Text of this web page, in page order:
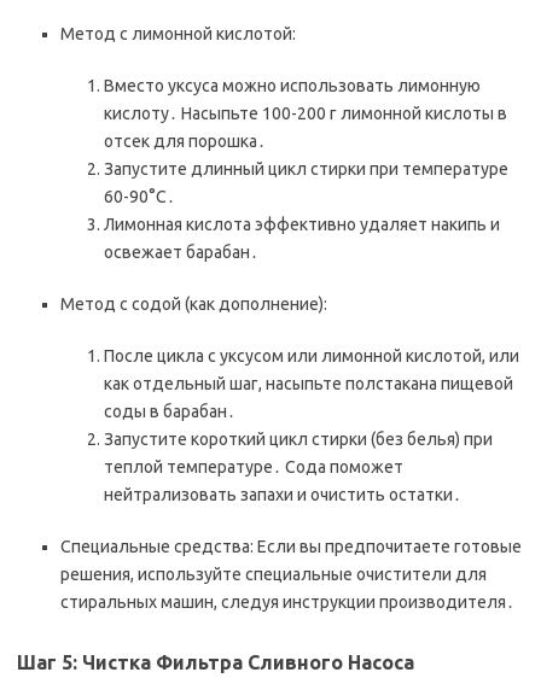
Метод с лимонной кислотой:
Вместо уксуса можно использовать лимонную
кислоту․ Насыпьте 100-200 г лимонной кислоты в
отсек для порошка․
Запустите длинный цикл стирки при температуре
60-90°C․
Лимонная кислота эффективно удаляет накипь и
освежает барабан․
Метод с содой (как дополнение):
После цикла с уксусом или лимонной кислотой, или
как отдельный шаг, насыпьте полстакана пищевой
соды в барабан․
Запустите короткий цикл стирки (без белья) при
теплой температуре․ Сода поможет
нейтрализовать запахи и очистить остатки․
Специальные средства: Если вы предпочитаете готовые
решения, используйте специальные очистители для
стиральных машин, следуя инструкции производителя․
Шаг 5: Чистка Фильтра Сливного Насоса